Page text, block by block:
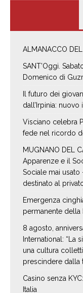
ALMANACCO
SANT’Oggi.
Domenico di
Il futuro dei
dall’Irpinia:
Visciano celebra
fede nel ricordo
MUGNANO DEL
Apparenze e il
Sociale mai
destinato al
Emergenza
permanente della
8 agosto,
International: “La
una cultura
prescindere dalla
Casino senza
Italia